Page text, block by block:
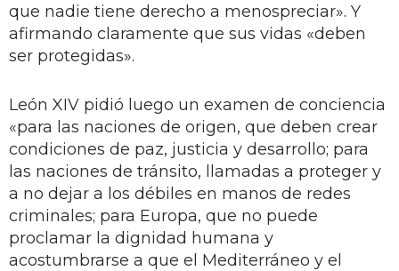
que nadie tiene derecho a menospreciar». Y
afirmando claramente que sus vidas «deben
ser protegidas».
León XIV pidió luego un examen de conciencia
«para las naciones de origen, que deben crear
condiciones de paz, justicia y desarrollo; para
las naciones de tránsito, llamadas a proteger y
a no dejar a los débiles en manos de redes
criminales; para Europa, que no puede
proclamar la dignidad humana y
acostumbrarse a que el Mediterráneo y el